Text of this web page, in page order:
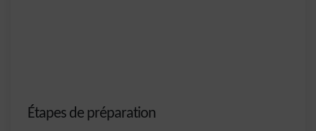
Étapes de préparation